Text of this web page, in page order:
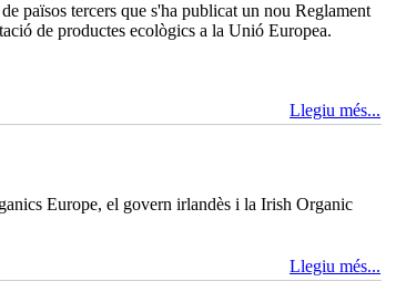
països tercers que s'ha publicat un nou Reglament
de productes ecològics a la Unió Europea.
Llegiu més...
Europe, el govern irlandès i la Irish Organic
Llegiu més...